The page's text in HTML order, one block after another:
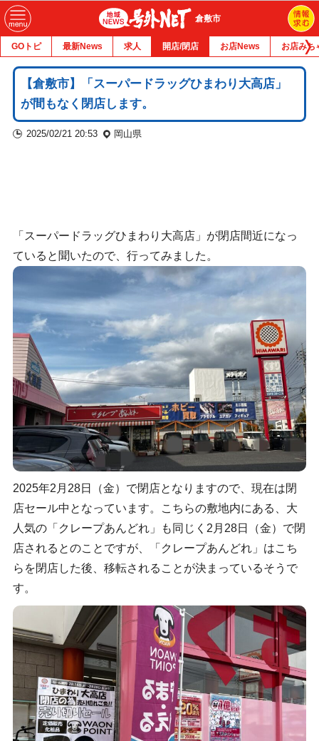
倉敷市
GOトピ 最新News 求人 開店/閉店 お店News お店みち
【倉敷市】「スーパードラッグひまわり大高店」
が間もなく閉店します。
2025/02/21 20:53 岡山県
「スーパードラッグひまわり大高店」が閉店間近になっ
ていると聞いたので、行ってみました。
2025年2月28日（金）で閉店となりますので、現在は閉
店セール中となっています。こちらの敷地内にある、大
人気の「クレープあんどれ」も同じく2月28日（金）で閉
店されるとのことですが、「クレープあんどれ」はこち
らを閉店した後、移転されることが決まっているそうで
す。